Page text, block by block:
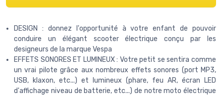
DESIGN : donnez l'opportunité à votre enfant de pouvoir
conduire un élégant scooter électrique conçu par les
designeurs de la marque Vespa
EFFETS SONORES ET LUMINEUX : Votre petit se sentira comme
un vrai pilote grâce aux nombreux effets sonores (port MP3,
USB, klaxon, etc...) et lumineux (phare, feu AR, écran LED
d'affichage niveau de batterie, etc...) de notre moto électrique